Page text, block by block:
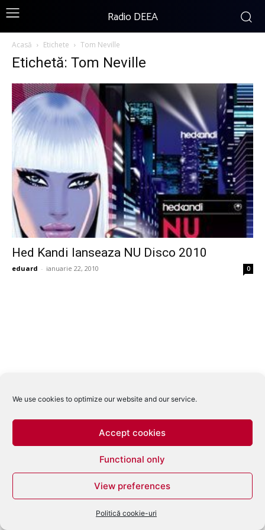
We use cookies to optimize our website and our service.
Accept cookies
Functional only
View preferences
Politică cookie-uri
Radio DEEA
Acasă Etichete Tom Neville
Etichetă: Tom Neville
Hed Kandi lanseaza NU Disco 2010
eduard - ianuarie 22, 2010 0